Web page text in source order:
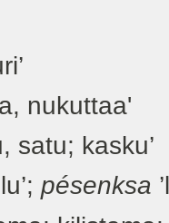
kasku’
pésenksa